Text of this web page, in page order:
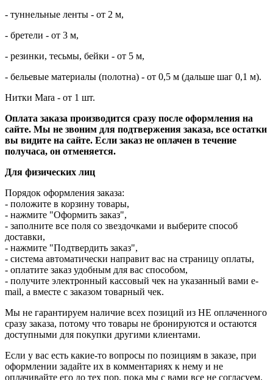
- туннельные ленты - от 2 м,
- бретели - от 3 м,
- резинки, тесьмы, бейки - от 5 м,
- бельевые материалы (полотна) - от 0,5 м (дальше шаг 0,1 м).
Нитки Mara - от 1 шт.
Оплата заказа производится сразу после оформления на
сайте. Мы не звоним для подтвержения заказа, все остатки
вы видите на сайте. Если заказ не оплачен в течение
получаса, он отменяется.
Для физических лиц
Порядок оформления заказа:
- положите в корзину товары,
- нажмите "Оформить заказ",
- заполните все поля со звездочками и выберите способ
доставки,
- нажмите "Подтвердить заказ",
- система автоматически направит вас на страницу оплаты,
- оплатите заказ удобным для вас способом,
- получите электронный кассовый чек на указанный вами e-
mail, а вместе с заказом товарный чек.
Мы не гарантируем наличие всех позиций из НЕ оплаченного
сразу заказа, потому что товары не бронируются и остаются
доступными для покупки другими клиентами.
Если у вас есть какие-то вопросы по позициям в заказе, при
оформлении задайте их в комментариях к нему и не
оплачивайте его до тех пор, пока мы с вами все не согласуем.